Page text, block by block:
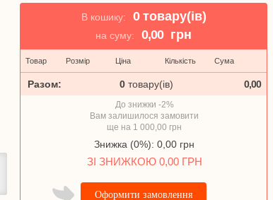
В кошику: 0 товару(ів)
на суму: 0,00 грн
Товар Розмір Ціна Кількість Сума
Разом: 0,00
0 товару(ів)
До знижки -2%
Вам залишилося замовити
ще на 1 000,00 грн
Знижка (0%): 0,00 грн
ЗІ ЗНИЖКОЮ 0,00 ГРН